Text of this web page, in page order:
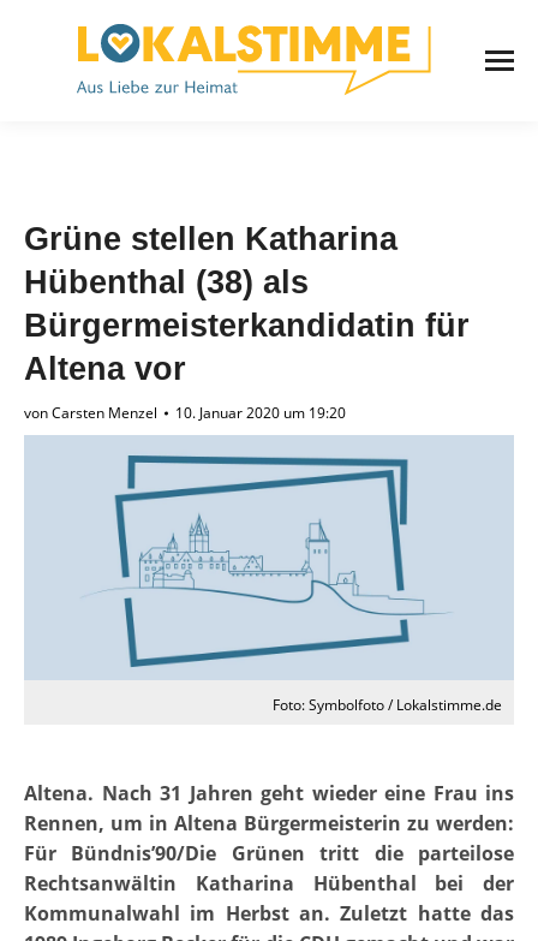
Grüne stellen Katharina
Hübenthal (38) als
Bürgermeisterkandidatin für
Altena vor
vonCarsten Menzel 10. Januar 2020 um 19:20
Foto: Symbolfoto / Lokalstimme.de
Altena. Nach 31 Jahren geht wieder eine Frau ins
Rennen, um in Altena Bürgermeisterin zu werden:
Für Bündnis’90/Die Grünen tritt die parteilose
Rechtsanwältin Katharina Hübenthal bei der
Kommunalwahl im Herbst an. Zuletzt hatte das